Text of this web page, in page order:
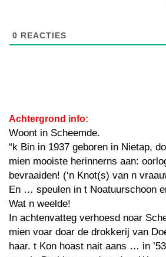
0 REACTIES
Achtergrond info:
Woont in Scheemde.
“k Bin in 1937 geboren in Nietap,
mien mooiste herinnerns aan:
bevraaiden! (‘n Knot(s) van n
En … speulen in t Noatuurschoon
Wat n weelde!
In achtenvatteg verhoesd noar
mien voar doar de drokkerij van
haar. t Kon hoast nait aans … in